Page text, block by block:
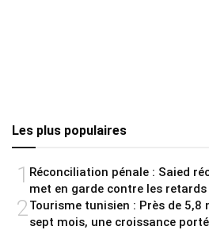
Les plus populaires
1 Réconciliation pénale : Saied
met en garde contre les retards
2 Tourisme tunisien : Près de 5,8
sept mois, une croissance